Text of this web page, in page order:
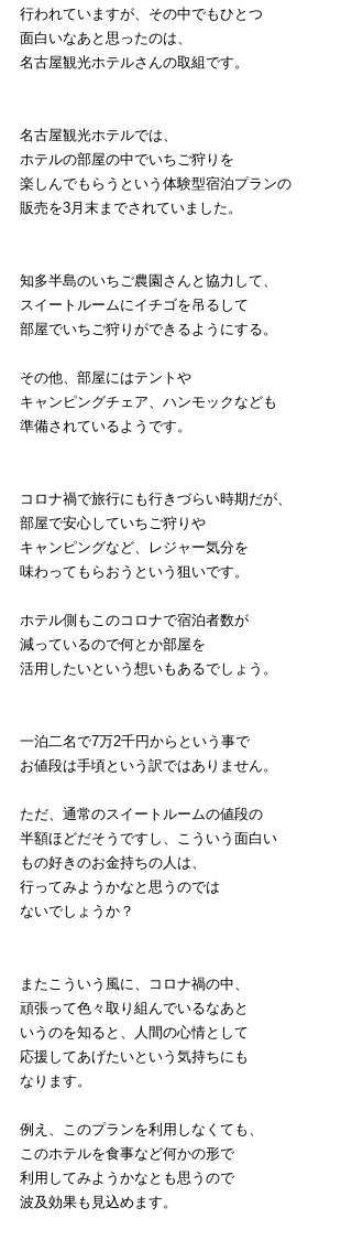
行われていますが、その中でもひとつ
面白いなあと思ったのは、
名古屋観光ホテルさんの取組です。
名古屋観光ホテルでは、
ホテルの部屋の中でいちご狩りを
楽しんでもらうという体験型宿泊プランの
販売を3月末までされていました。
知多半島のいちご農園さんと協力して、
スイートルームにイチゴを吊るして
部屋でいちご狩りができるようにする。
その他、部屋にはテントや
キャンピングチェア、ハンモックなども
準備されているようです。
コロナ禍で旅行にも行きづらい時期だが、
部屋で安心していちご狩りや
キャンピングなど、レジャー気分を
味わってもらおうという狙いです。
ホテル側もこのコロナで宿泊者数が
減っているので何とか部屋を
活用したいという想いもあるでしょう。
一泊二名で7万2千円からという事で
お値段は手頃という訳ではありません。
ただ、通常のスイートルームの値段の
半額ほどだそうですし、こういう面白い
もの好きのお金持ちの人は、
行ってみようかなと思うのでは
ないでしょうか？
またこういう風に、コロナ禍の中、
頑張って色々取り組んでいるなあと
いうのを知ると、人間の心情として
応援してあげたいという気持ちにも
なります。
例え、このプランを利用しなくても、
このホテルを食事など何かの形で
利用してみようかなとも思うので
波及効果も見込めます。